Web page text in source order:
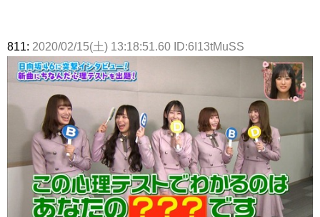
811: 2020/02/15(土) 13:18:51.60 ID:6I13tMuSS